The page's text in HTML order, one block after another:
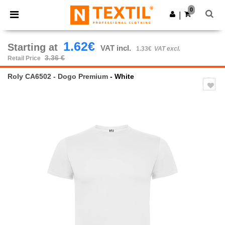
× Ntextil App
Better prices on app!
Get the app
0
Starting at 1.62€ VAT incl. 1.33€ VAT excl.
Retail Price
3.36 €
Roly CA6502 - Dogo Premium - White